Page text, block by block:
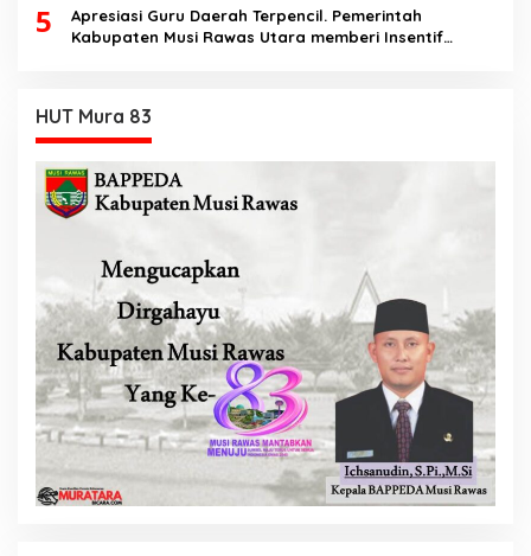
5
Apresiasi Guru Daerah Terpencil. Pemerintah
Kabupaten Musi Rawas Utara memberi Insentif
HUT Mura 83